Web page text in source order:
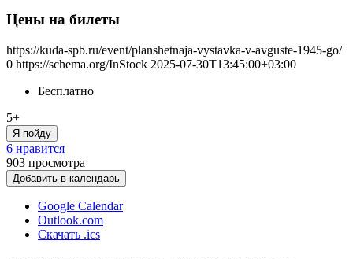
Цены на билеты
https://kuda-spb.ru/event/planshetnaja-vystavka-v-avguste-1945-go/
0 https://schema.org/InStock 2025-07-30T13:45:00+03:00
Бесплатно
5+
Я пойду
6 нравится
903 просмотра
Добавить в календарь
Google Calendar
Outlook.com
Скачать .ics